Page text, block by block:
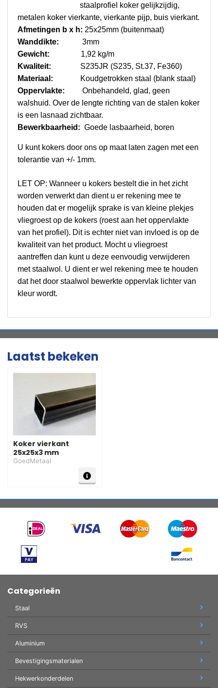
staalprofiel koker gelijkzijdig,
metalen koker vierkante, vierkante pijp, buis vierkant.
Afmetingen b x h: 25x25mm (buitenmaat)
Wanddikte: 3mm
Gewicht: 1,92 kg/m
Kwaliteit: S235JR (S235, St.37, Fe360)
Materiaal:
Koudgetrokken staal (blank staal)
Oppervlakte: Onbehandeld, glad, geen
walshuid. Over de lengte richting van de stalen koker
is een lasnaad zichtbaar.
Bewerkbaarheid: Goede lasbaarheid, boren
U kunt kokers door ons op maat laten zagen met een
tolerantie van +/- 1mm.
LET OP: Wanneer u kokers bestelt die in het zicht
worden verwerkt dan dient u er rekening mee te
houden dat er mogelijk sprake is van kleine plekjes
vliegroest op de kokers (roest aan het oppervlakte
van het profiel). Dit is echter niet van invloed is op de
kwaliteit van het product. Mocht u vliegroest
aantreffen dan kunt u deze eenvoudig verwijderen
met staalwol. U dient er wel rekening mee te houden
dat het door staalwol bewerkte oppervlak lichter van
kleur wordt.
Laatst bekeken
Koker vierkant
25x25x3 mm
GoedMetaal
Categorieën
Staal
RVS
Aluminium
Bevestigingsmaterialen
Hekwerkonderdelen